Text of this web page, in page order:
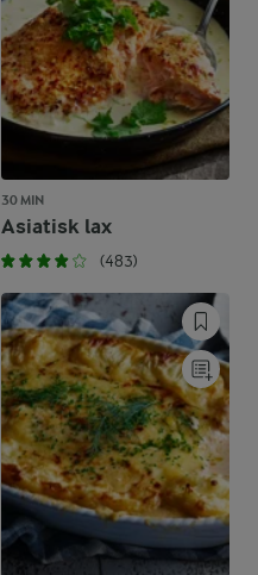
30 MIN
Asiatisk lax
(483)